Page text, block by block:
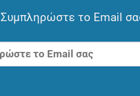
Συμπληρώστε το Email